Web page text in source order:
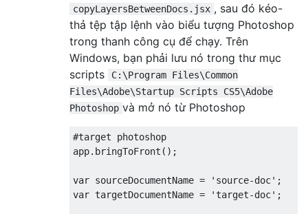
copyLayersBetweenDocs.jsx , sau đó kéo-
thả tệp tập lệnh vào biểu tượng Photoshop
trong thanh công cụ để chạy. Trên
Windows, bạn phải lưu nó trong thư mục
scripts
C:\Program Files\Common
Files\Adobe\Startup Scripts CS5\Adobe
Photoshop và mở nó từ Photoshop
#target photoshop
app.bringToFront();
var sourceDocumentName = 'source-doc';
var targetDocumentName = 'target-doc';